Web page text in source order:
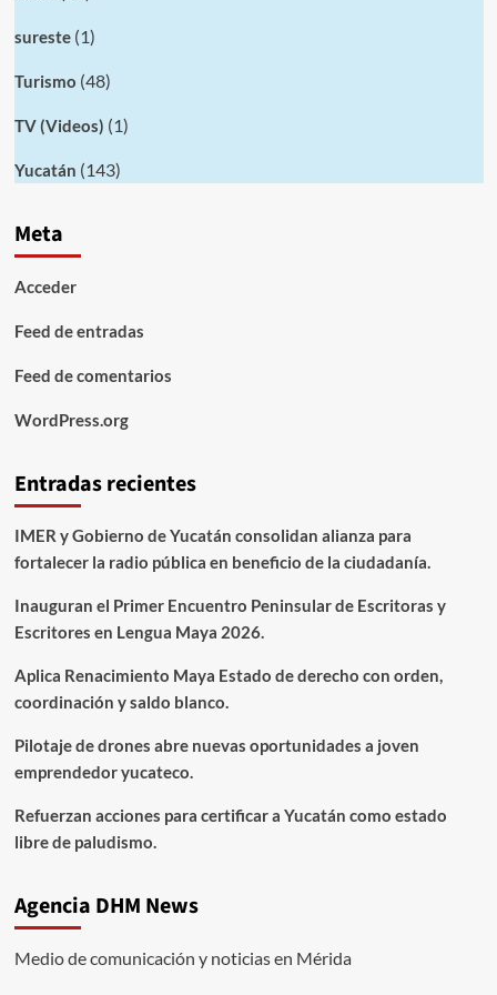
sureste(1)
Turismo (48)
TV (Videos) (1)
Yucatán (143)
Meta
Acceder
Feed de entradas
Feed de comentarios
WordPress.org
Entradas recientes
IMER y Gobierno de Yucatán consolidan alianza para
fortalecer la radio pública en beneficio de la ciudadanía.
Inauguran el Primer Encuentro Peninsular de Escritoras y
Escritores en Lengua Maya 2026.
Aplica Renacimiento Maya Estado de derecho con orden,
coordinación y saldo blanco.
Pilotaje de drones abre nuevas oportunidades a joven
emprendedor yucateco.
Refuerzan acciones para certificar a Yucatán como estado
libre de paludismo.
Agencia DHM News
Medio de comunicación y noticias en Mérida